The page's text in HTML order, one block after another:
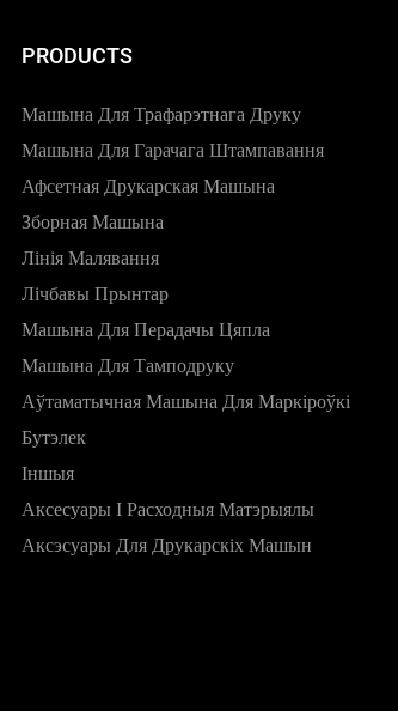
PRODUCTS
Машына Для Трафарэтнага Друку
Машына Для Гарачага Штампавання
Афсетная Друкарская Машына
Зборная Машына
Лінія Малявання
Лічбавы Прынтар
Машына Для Перадачы Цяпла
Машына Для Тамподруку
Аўтаматычная Машына Для Маркіроўкі
Бутэлек
Іншыя
Аксесуары І Расходныя Матэрыялы
Аксэсуары Для Друкарскіх Машын